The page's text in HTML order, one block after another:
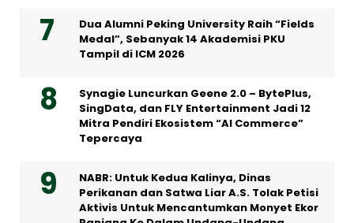
Dua Alumni Peking University Raih “Fields
Medal”, Sebanyak 14 Akademisi PKU
Tampil di ICM 2026
Synagie Luncurkan Geene 2.0 – BytePlus,
SingData, dan FLY Entertainment Jadi 12
Mitra Pendiri Ekosistem “AI Commerce”
Tepercaya
NABR: Untuk Kedua Kalinya, Dinas
Perikanan dan Satwa Liar A.S. Tolak Petisi
Aktivis Untuk Mencantumkan Monyet Ekor